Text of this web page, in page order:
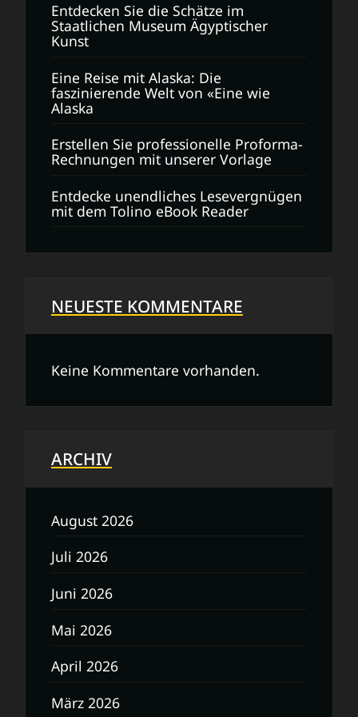
Entdecken Sie die Schätze im
Staatlichen Museum Ägyptischer
Kunst
Eine Reise mit Alaska: Die
faszinierende Welt von «Eine wie
Alaska
Erstellen Sie professionelle Proforma-
Rechnungen mit unserer Vorlage
Entdecke unendliches Lesevergnügen
mit dem Tolino eBook Reader
NEUESTE KOMMENTARE
Keine Kommentare vorhanden.
ARCHIV
August 2026
Juli 2026
Juni 2026
Mai 2026
April 2026
März 2026